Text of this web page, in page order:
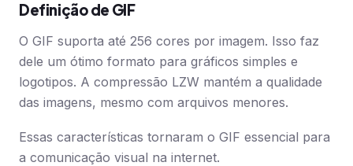
Definição de GIF
O GIF suporta até 256 cores por imagem. Isso faz
dele um ótimo formato para gráficos simples e
logotipos. A compressão LZW mantém a qualidade
das imagens, mesmo com arquivos menores.
Essas características tornaram o GIF essencial para
a comunicação visual na internet.